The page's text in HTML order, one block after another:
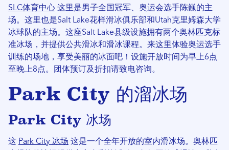
SLC体育中心 这里是男子全国冠军、奥运会选手陈巍的主
场。这里也是Salt Lake花样滑冰俱乐部和Utah克里姆森大学
冰球队的主场。这座Salt Lake县级设施拥有两个奥林匹克标
准冰场，并提供公共滑冰和滑冰课程。来这里体验奥运选手
训练的场地，享受美丽的冰面吧！设施开放时间为早上6点
至晚上8点。团体预订及折扣请致电咨询。
Park City 的溜冰场
Park City 冰场
这 Park City 冰场 这是一个全年开放的室内滑冰场。奥林匹